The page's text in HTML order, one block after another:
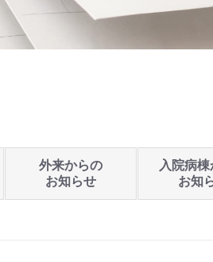
外来からの
お知らせ
入院病
お知